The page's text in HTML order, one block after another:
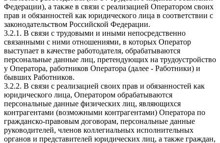
Федерации), а также в связи с реализацией Оператором своих
прав и обязанностей как юридического лица в соответствии с
законодательством Российской Федерации.
3.2.1. В связи с трудовыми и иными непосредственно
связанными с ними отношениями, в которых Оператор
выступает в качестве работодателя, обрабатываются
персональные данные лиц, претендующих на трудоустройство
у Оператора, работников Оператора (далее - Работники) и
бывших Работников.
3.2.2. В связи с реализацией своих прав и обязанностей как
юридического лица, Оператором обрабатываются
персональные данные физических лиц, являющихся
контрагентами (возможными контрагентами) Оператора по
гражданско-правовым договорам, персональные данные
руководителей, членов коллегиальных исполнительных
органов и представителей юридических лиц, а также граждан,